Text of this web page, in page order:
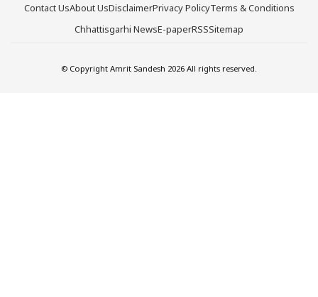
Contact UsAbout UsDisclaimerPrivacy PolicyTerms & Conditions
Chhattisgarhi NewsE-paperRSSSitemap
© Copyright Amrit Sandesh 2026 All rights reserved.